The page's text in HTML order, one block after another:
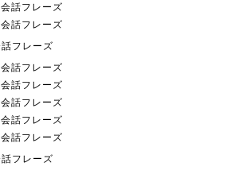
話フレーズ
話フレーズ
フレーズ
話フレーズ
話フレーズ
話フレーズ
話フレーズ
話フレーズ
フレーズ